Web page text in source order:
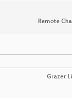
Remote
Grazer